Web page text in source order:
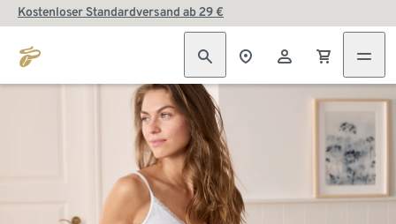
Kostenloser Standardversand ab 29 €